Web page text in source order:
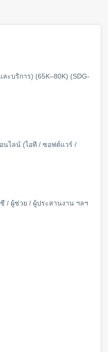
ะบริการ) (65K–80K) (SDG-
นไลน์ (ไอที / ซอฟต์แวร์ /
/ ผู้ช่วย / ผู้ประสานงาน ฯลฯ